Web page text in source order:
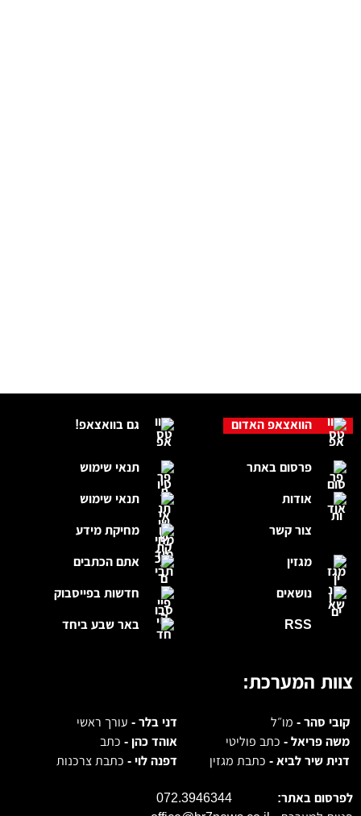
גם בוואצאפ!
תנאי שימוש
תנאי שימוש
מחיקת מידע
אתם הכתבים
חדשות בפייסבוק
באר שבע ביחד
הוואצאפ האדום
פרסום באתר
אודות
צור קשר
מגזין
נושאים
RSS
צוות המערכת:
קובי סהר - מו״ל דני בלר -עורך ראשי
משה פריאל - כתב פוליטי אוהד כהן -כתב
דנית שיר לביא - כתבת מגזין דפנה לוי -כתבת צרכנות
לפרסום באתר:
072.3946344